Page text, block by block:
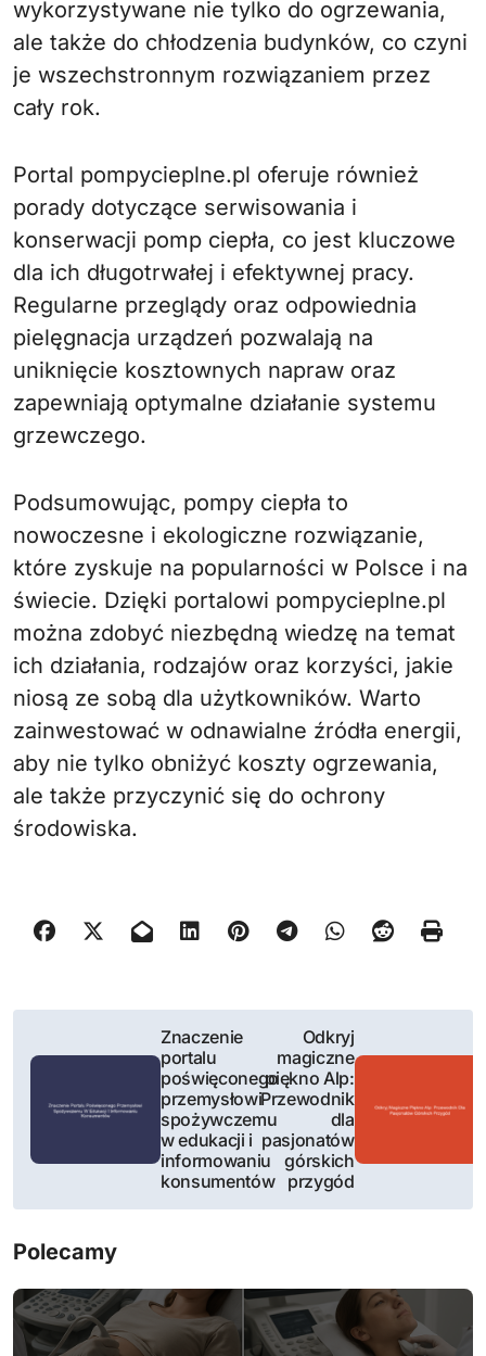
wykorzystywane nie tylko do ogrzewania,
ale także do chłodzenia budynków, co czyni
je wszechstronnym rozwiązaniem przez
cały rok.
Portal pompycieplne.pl oferuje również
porady dotyczące serwisowania i
konserwacji pomp ciepła, co jest kluczowe
dla ich długotrwałej i efektywnej pracy.
Regularne przeglądy oraz odpowiednia
pielęgnacja urządzeń pozwalają na
uniknięcie kosztownych napraw oraz
zapewniają optymalne działanie systemu
grzewczego.
Podsumowując, pompy ciepła to
nowoczesne i ekologiczne rozwiązanie,
które zyskuje na popularności w Polsce i na
świecie. Dzięki portalowi pompycieplne.pl
można zdobyć niezbędną wiedzę na temat
ich działania, rodzajów oraz korzyści, jakie
niosą ze sobą dla użytkowników. Warto
zainwestować w odnawialne źródła energii,
aby nie tylko obniżyć koszty ogrzewania,
ale także przyczynić się do ochrony
środowiska.
g
a
c
Znaczenie
portalu
poświęconego
przemysłowi
spożywczemu
w edukacji i
informowaniu
konsumentów
Odkryj
magiczne
piękno Alp:
Przewodnik
dla
pasjonatów
górskich
przygód
Polecamy